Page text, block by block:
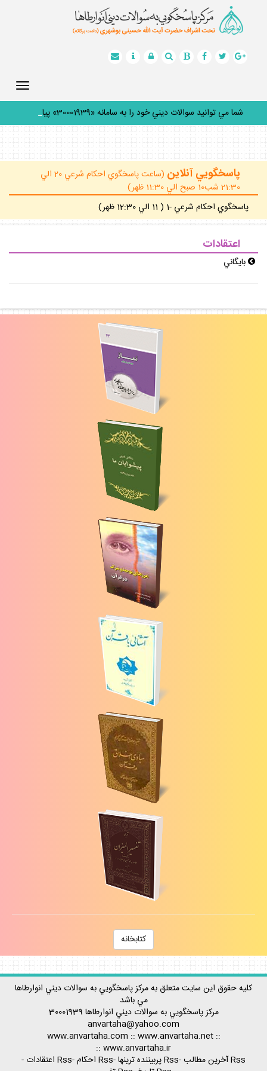
شما مي توانيد سوالات ديني خود را به سامانه «30001939» پيامك
پاسخگويي آنلاين
(ساعت پاسخگوي احكام شرعي 20 الي
21:30 شب10 صبح الي 11:30 ظهر)
پاسخگوي احكام شرعي -1 ( 11 الي 12:30 ظهر)
اعتقادات
بايگاني
كتابخانه
كليه حقوق اين سايت متعلق به مركز پاسخگويي به سوالات ديني انوارطاها
مي باشد
مركز پاسخگويي به سوالات ديني انوارطاها 30001939
anvartaha@yahoo.com
www.anvartaha.com :: www.anvartaha.net::
www.anvartaha.ir
::
Rss آخرين مطالب
-Rss پربيننده ترينها -Rss احكام -Rss اعتقادات
-